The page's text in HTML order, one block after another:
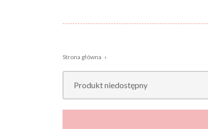
Nazwa:
dziecka:
Strona główna ›
Produkt niedostępny